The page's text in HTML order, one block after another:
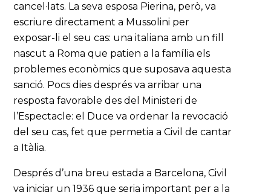
cancel·lats. La seva esposa Pierina, però, va
escriure directament a Mussolini per
exposar-li el seu cas: una italiana amb un fill
nascut a Roma que patien a la família els
problemes econòmics que suposava aquesta
sanció. Pocs dies després va arribar una
resposta favorable des del Ministeri de
l’Espectacle: el Duce va ordenar la revocació
del seu cas, fet que permetia a Civil de cantar
a Itàlia.
Després d’una breu estada a Barcelona, Civil
va iniciar un 1936 que seria important per a la